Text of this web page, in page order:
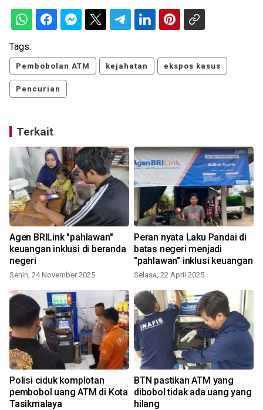
Tags:
Pembobolan ATM kejahatan ekspos kasus
Pencurian
Terkait
Agen BRILink "pahlawan"
keuangan inklusi di beranda
negeri
Senin, 24 November 2025
Peran nyata Laku Pandai di
batas negeri menjadi
"pahlawan" inklusi keuangan
Selasa, 22 April 2025
Polisi ciduk komplotan
pembobol uang ATM di Kota
Tasikmalaya
BTN pastikan ATM yang
dibobol tidak ada uang yang
hilang